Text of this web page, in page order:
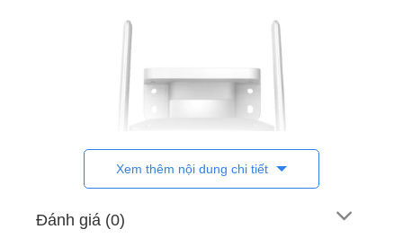
Xem thêm nội dung chi tiết
Đánh giá (0)